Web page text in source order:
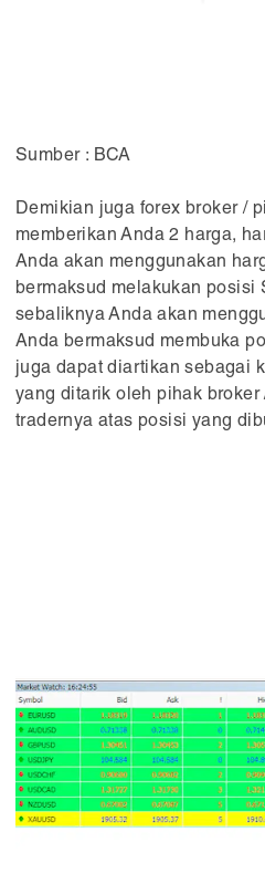
Sumber : BCA
Demikian juga forex broker /
memberikan Anda 2 harga,
Anda akan menggunakan
bermaksud melakukan posisi
sebaliknya Anda akan
Anda bermaksud membuka
juga dapat diartikan sebagai
yang ditarik oleh pihak broker
tradernya atas posisi yang